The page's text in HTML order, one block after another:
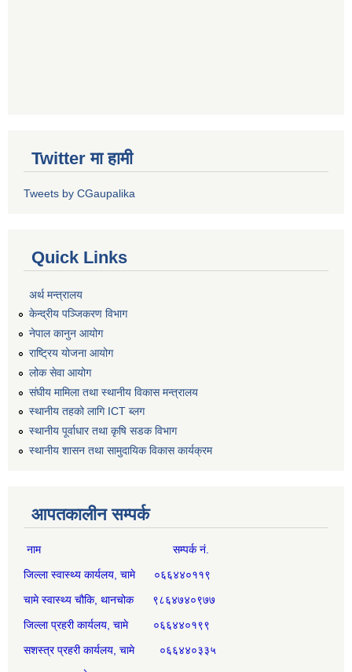
Twitter मा हामी
Tweets by CGaupalika
Quick Links
अर्थ मन्त्रालय
केन्द्रीय पञ्जिकरण विभाग
नेपाल कानुन आयोग
राष्ट्रिय योजना आयोग
लोक सेवा आयोग
संघीय मामिला तथा स्थानीय विकास मन्त्रालय
स्थानीय तहको लागि ICT ब्लग
स्थानीय पूर्वाधार तथा कृषि सडक विभाग
स्थानीय शासन तथा सामुदायिक विकास कार्यक्रम
आपतकालीन सम्पर्क
नाम सम्पर्क नं.
जिल्ला स्वास्थ्य कार्यलय, चामे ०६६४४०११९
चामे स्वास्थ्य चौकि, थानचोक ९८६४७४०९७७
जिल्ला प्रहरी कार्यलय, चामे ०६६४४०१९९
सशस्त्र प्रहरी कार्यलय, चामे ०६६४४०३३५